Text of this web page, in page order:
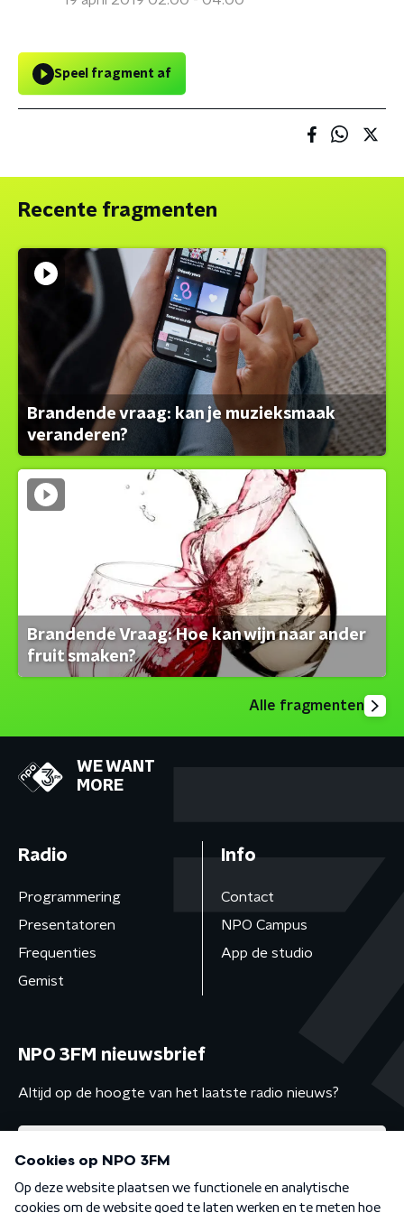
Speel fragment af
Recente fragmenten
Brandende vraag: kan je muzieksmaak
veranderen?
Brandende Vraag: Hoe kan wijn naar ander
fruit smaken?
Alle fragmenten
WE WANT
MORE
Radio
Programmering
Presentatoren
Frequenties
Gemist
Info
Contact
NPO Campus
App de studio
NPO 3FM nieuwsbrief
Altijd op de hoogte van het laatste radio nieuws?